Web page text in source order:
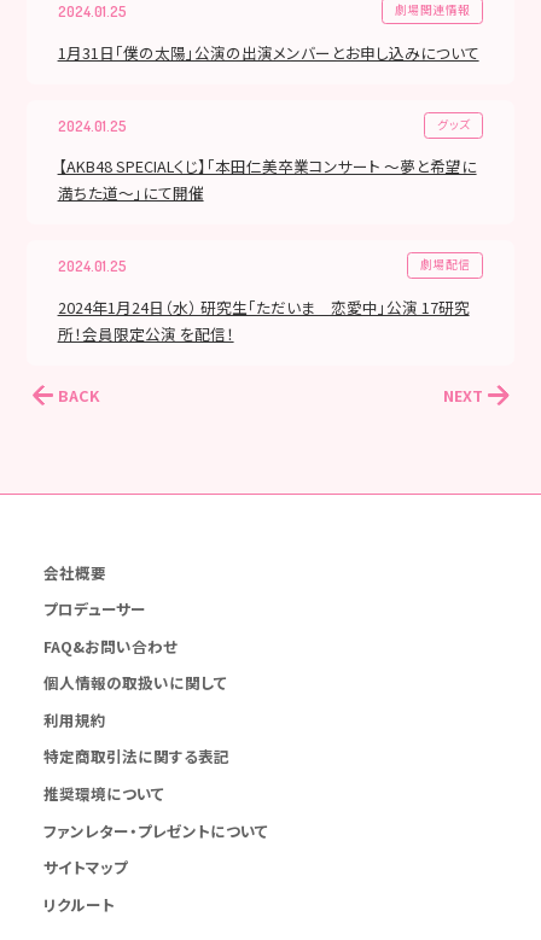
2024.01.25 劇場関連情報
1月31日「僕の太陽」公演の出演メンバーとお申し込みについて
2024.01.25 グッズ
【AKB48 SPECIALくじ】「本田仁美卒業コンサート ～夢と希望に
満ちた道～」にて開催
2024.01.25 劇場配信
2024年1月24日（水） 研究生「ただいま 恋愛中」公演 17研究
所！会員限定公演 を配信！
BACK NEXT
会社概要
プロデューサー
FAQ&お問い合わせ
個人情報の取扱いに関して
利用規約
特定商取引法に関する表記
推奨環境について
ファンレター・プレゼントについて
サイトマップ
リクルート